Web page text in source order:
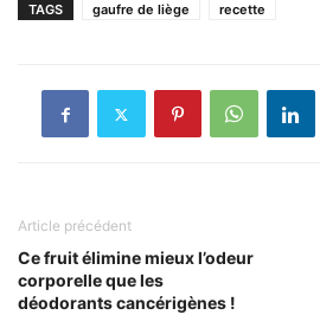
TAGS gaufre de liège recette
Article précédent
Ce fruit élimine mieux l’odeur
corporelle que les
déodorants cancérigènes !